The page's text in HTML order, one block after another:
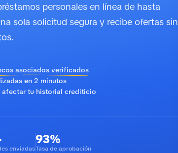
personales en línea de hasta
sola solicitud segura y recibe ofertas sin
asociados verificados
en 2 minutos
afectar tu historial crediticio
enviadas
93%
Tasa de aprobación